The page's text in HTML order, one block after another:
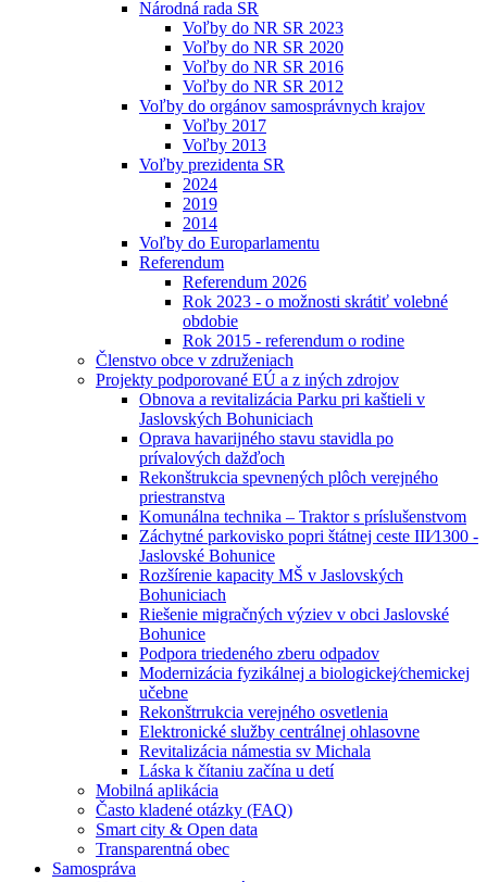
Národná rada SR
Voľby do NR SR 2023
Voľby do NR SR 2020
Voľby do NR SR 2016
Voľby do NR SR 2012
Voľby do orgánov samosprávnych krajov
Voľby 2017
Voľby 2013
Voľby prezidenta SR
2024
2019
2014
Voľby do Europarlamentu
Referendum
Referendum 2026
Rok 2023 - o možnosti skrátiť volebné
obdobie
Rok 2015 - referendum o rodine
Členstvo obce v združeniach
Projekty podporované EÚ a z iných zdrojov
Obnova a revitalizácia Parku pri kaštieli v
Jaslovských Bohuniciach
Oprava havarijného stavu stavidla po
prívalových dažďoch
Rekonštrukcia spevnených plôch verejného
priestranstva
Komunálna technika – Traktor s príslušenstvom
Záchytné parkovisko popri štátnej ceste III⁄1300 -
Jaslovské Bohunice
Rozšírenie kapacity MŠ v Jaslovských
Bohuniciach
Riešenie migračných výziev v obci Jaslovské
Bohunice
Podpora triedeného zberu odpadov
Modernizácia fyzikálnej a biologickej⁄chemickej
učebne
Rekonštrrukcia verejného osvetlenia
Elektronické služby centrálnej ohlasovne
Revitalizácia námestia sv Michala
Láska k čítaniu začína u detí
Mobilná aplikácia
Často kladené otázky (FAQ)
Smart city & Open data
Transparentná obec
Samospráva